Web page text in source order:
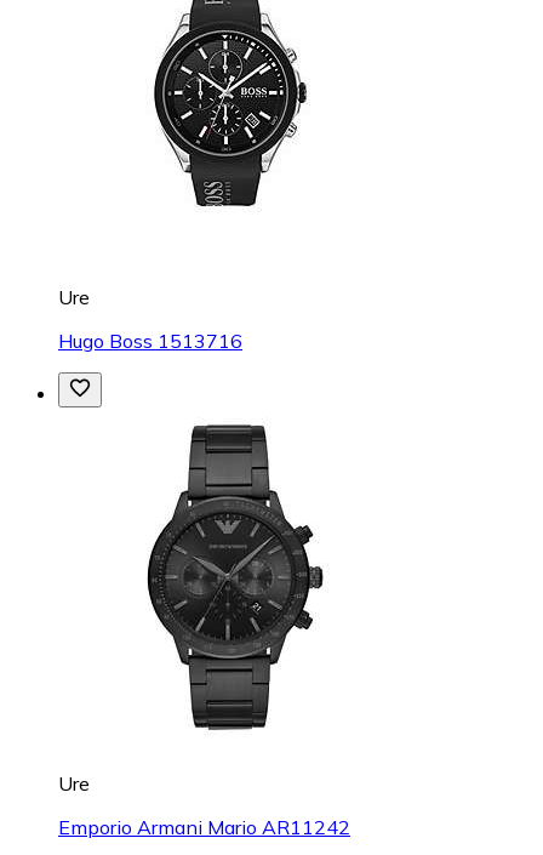
Ure
Hugo Boss 1513716
Ure
Emporio Armani Mario AR11242